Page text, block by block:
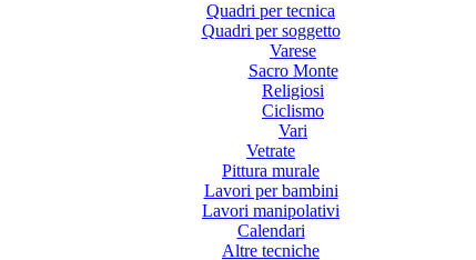
Quadri per tecnica
Quadri per soggetto
Varese
Sacro Monte
Religiosi
Ciclismo
Vari
Vetrate
Pittura murale
Lavori per bambini
Lavori manipolativi
Calendari
Altre tecniche